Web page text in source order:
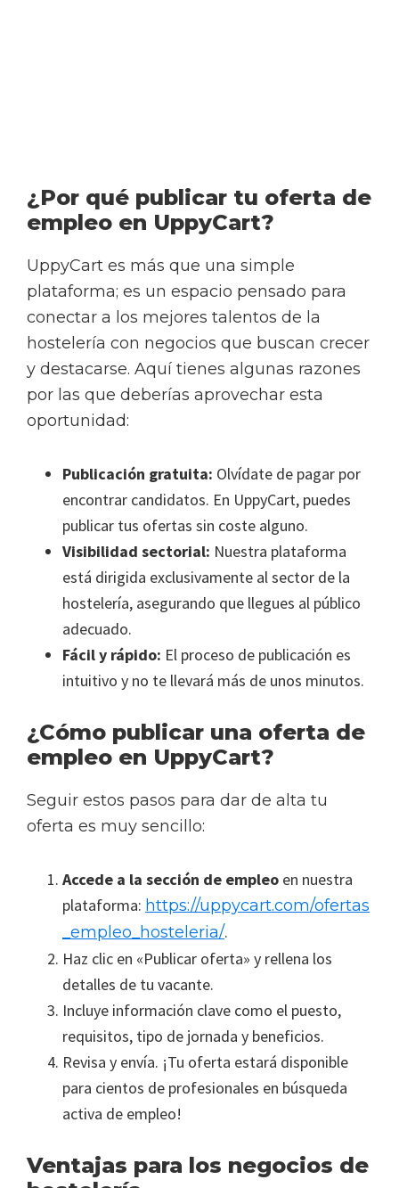
¿Por qué publicar tu oferta de
empleo en UppyCart?
UppyCart es más que una simple
plataforma; es un espacio pensado para
conectar a los mejores talentos de la
hostelería con negocios que buscan crecer
y destacarse. Aquí tienes algunas razones
por las que deberías aprovechar esta
oportunidad:
Publicación gratuita: Olvídate de pagar por
encontrar candidatos. En UppyCart, puedes
publicar tus ofertas sin coste alguno.
Visibilidad sectorial: Nuestra plataforma
está dirigida exclusivamente al sector de la
hostelería, asegurando que llegues al público
adecuado.
Fácil y rápido: El proceso de publicación es
intuitivo y no te llevará más de unos minutos.
¿Cómo publicar una oferta de
empleo en UppyCart?
Seguir estos pasos para dar de alta tu
oferta es muy sencillo:
Accede a la sección de empleo en nuestra
plataforma: https://uppycart.com/ofertas
_empleo_hosteleria/.
Haz clic en «Publicar oferta» y rellena los
detalles de tu vacante.
Incluye información clave como el puesto,
requisitos, tipo de jornada y beneficios.
Revisa y envía. ¡Tu oferta estará disponible
para cientos de profesionales en búsqueda
activa de empleo!
Ventajas para los negocios de